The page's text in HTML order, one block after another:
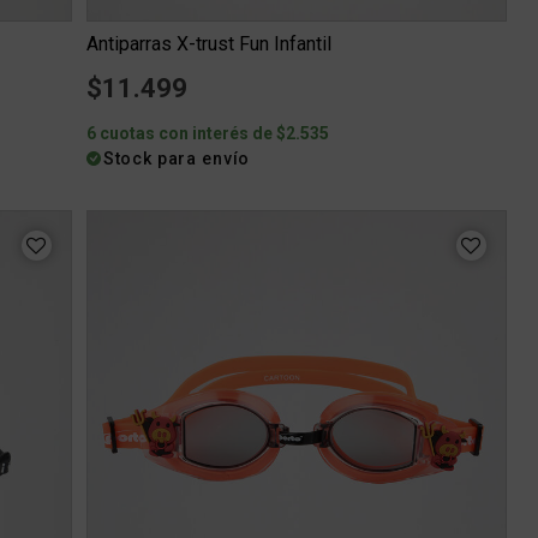
Antiparras X-trust Fun Infantil
$11.499
6 cuotas con interés de $2.535
Stock para envío